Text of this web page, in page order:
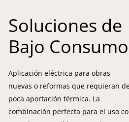
Soluciones de
Bajo Consumo
Aplicación eléctrica para obras
nuevas o reformas que requieran
poca aportación térmica. La
combinación perfecta para el uso